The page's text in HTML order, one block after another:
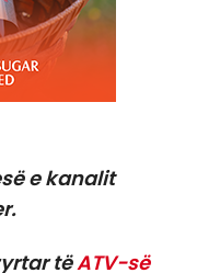
e kanalit
tëATV-së